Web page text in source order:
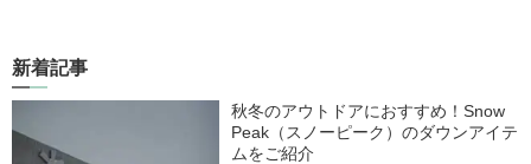
新着記事
秋冬のアウトドアにおすすめ！Snow
Peak（スノーピーク）のダウンアイテ
ムをご紹介